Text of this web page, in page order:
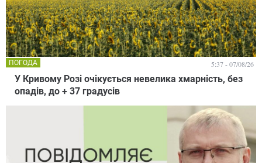
У Кривому Розі очікується невелика хмарність, без
опадів, до + 37 градусів
ПОГОДА 5:37 - 07/08/26